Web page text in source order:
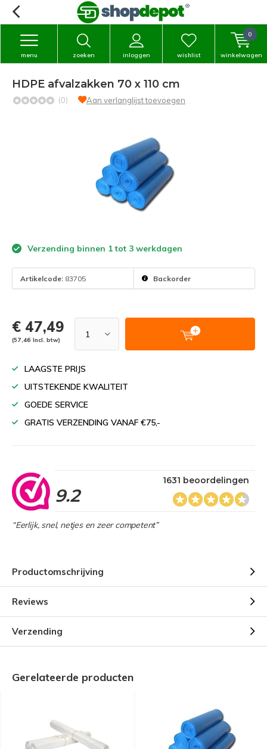
zoeken inloggen
menu wishlist winkelwagen
0
HDPE afvalzakken 70 x 110 cm
(0) Aan verlanglijst toevoegen
Verzending binnen 1 tot 3 werkdagen
Artikelcode: 83705 Backorder
€ 47,49
(57,46 Incl. btw)
LAAGSTE PRIJS
UITSTEKENDE KWALITEIT
GOEDE SERVICE
GRATIS VERZENDING VANAF €75,-
9.2
1631 beoordelingen
“Eerlijk, snel, netjes en zeer competent”
Productomschrijving
Reviews
Verzending
Gerelateerde producten